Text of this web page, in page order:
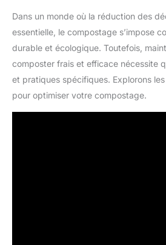
Dans un monde où la réduction des
essentielle, le compostage s’impose
durable et écologique. Toutefois,
composter frais et efficace nécessite
et pratiques spécifiques. Explorons
pour optimiser votre compostage.